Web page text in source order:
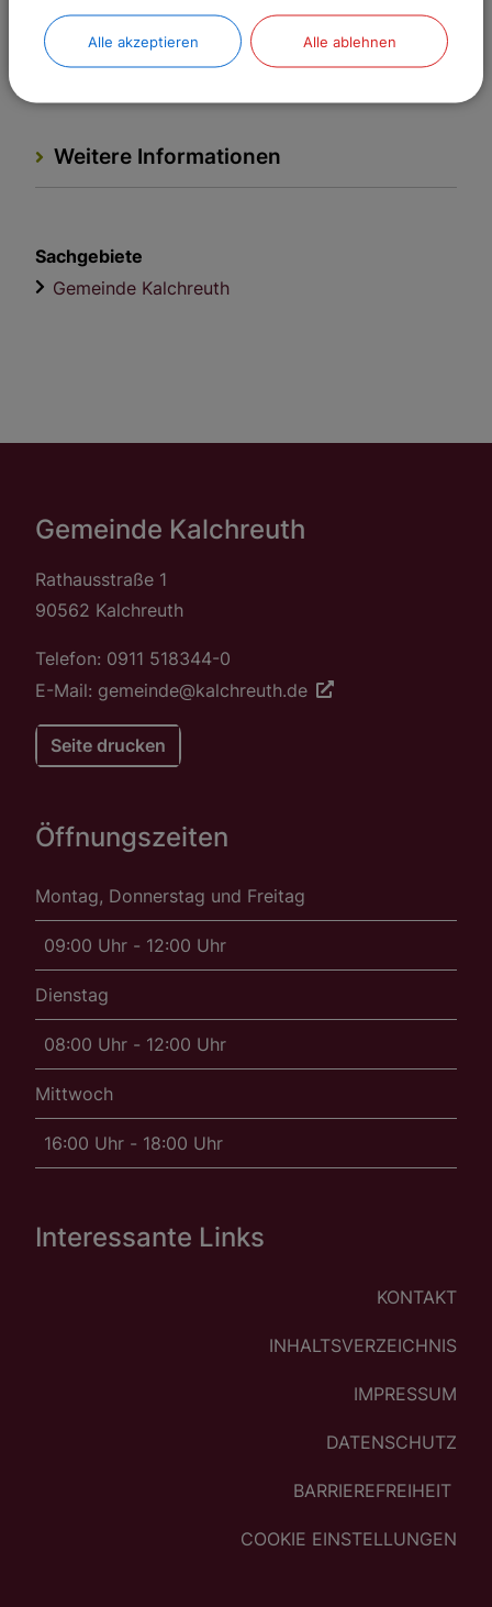
Eine Genehmigung ist z. B auch für das Ziehen
einer Kopie von einer Internetseite erforderlich.
Weitere Informationen
Sachgebiete
Gemeinde Kalchreuth
Gemeinde Kalchreuth
Rathausstraße 1
90562 Kalchreuth
Telefon: 0911 518344-0
E-Mail: gemeinde@kalchreuth.de
Seite drucken
Öffnungszeiten
Montag, Donnerstag und Freitag
09:00 Uhr - 12:00 Uhr
Dienstag
08:00 Uhr - 12:00 Uhr
Mittwoch
16:00 Uhr - 18:00 Uhr
Interessante Links
KONTAKT
INHALTSVERZEICHNIS
IMPRESSUM
DATENSCHUTZ
BARRIEREFREIHEIT
COOKIE EINSTELLUNGEN
Alle akzeptieren Alle ablehnen